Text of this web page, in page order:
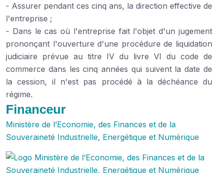
- Assurer pendant ces cinq ans, la direction effective de
l'entreprise ;
- Dans le cas où l'entreprise fait l'objet d'un jugement
prononçant l'ouverture d'une procédure de liquidation
judiciaire prévue au titre IV du livre VI du code de
commerce dans les cinq années qui suivent la date de
la cession, il n'est pas procédé à la déchéance du
régime.
Financeur
Ministère de l’Economie, des Finances et de la
Souveraineté Industrielle, Energétique et Numérique